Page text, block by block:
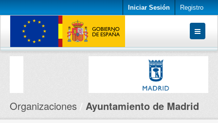
Iniciar Sesión Registro
Conjuntos de datos
Organizaciones Ayuntamiento de Madrid